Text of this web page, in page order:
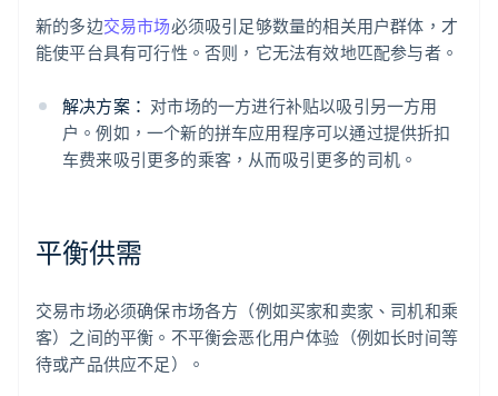
新的多边交易市场必须吸引足够数量的相关用户群体，才
能使平台具有可行性。否则，它无法有效地匹配参与者。
解决方案： 对市场的一方进行补贴以吸引另一方用
户。例如，一个新的拼车应用程序可以通过提供折扣
车费来吸引更多的乘客，从而吸引更多的司机。
平衡供需
交易市场必须确保市场各方（例如买家和卖家、司机和乘
客）之间的平衡。不平衡会恶化用户体验（例如长时间等
待或产品供应不足）。